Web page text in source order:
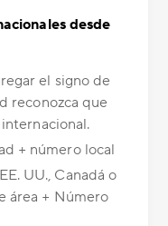
desde
el signo de
reconozca que
+ número local
UU., Canadá o
área + Número